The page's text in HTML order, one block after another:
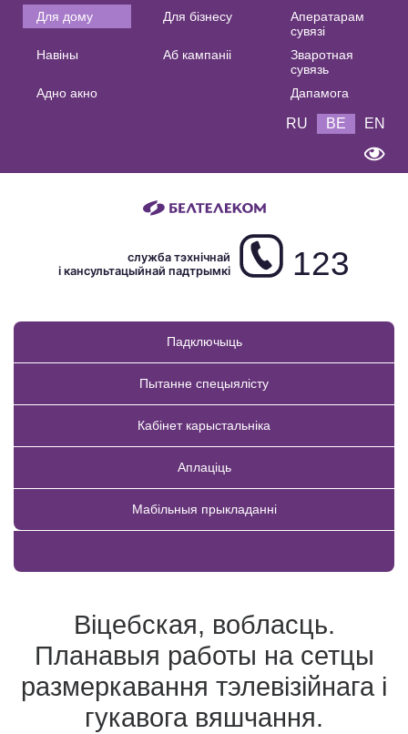
Основная
навигация
Для дому Для бізнесу
Аператарам
сувязі
Навіны
Аб кампаніі
Зваротная
сувязь
Адно акно
Дапамога
RU BE EN
служба тэхнічнай
і кансультацыйнай падтрымкі
123
Падключыць
Пытанне спецыялісту
Кабінет карыстальніка
Аплаціць
Мабільныя прыкладанні
Віцебская, вобласць.
Планавыя работы на сетцы
размеркавання тэлевізійнага і
гукавога вяшчання.